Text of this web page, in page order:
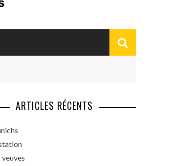
ARTICLES RÉCENTS
veuves